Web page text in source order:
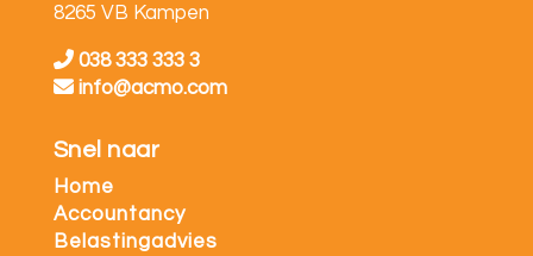
8265 VB Kampen
038 333 333 3
info@acmo.com
Snel naar
Home
Accountancy
Belastingadvies